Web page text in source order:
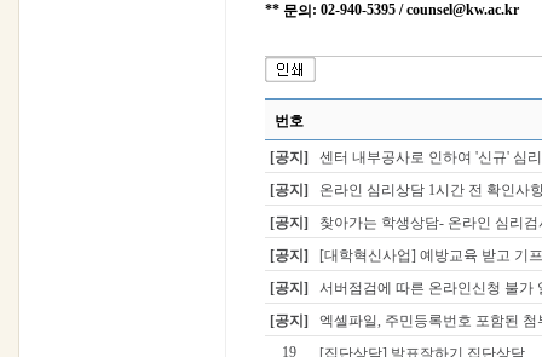
** 문의 : 02-940-5395 / counsel@kw.ac.kr
번호
[공지]
센터 내부공사로 인하여 '신규' 심
[공지]
온라인 심리상담 1시간 전 확인사
[공지]
찾아가는 학생상담- 온라인 심리검
[공지]
[대학혁신사업] 예방교육 받고 기
[공지]
서버점검에 따른 온라인신청 불가
[공지]
엑셀파일, 주민등록번호 포함된 첨
19
[집단상담] 발표잘하기 집단상담